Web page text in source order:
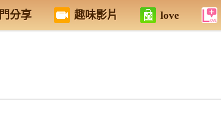
分享 趣味影片 love